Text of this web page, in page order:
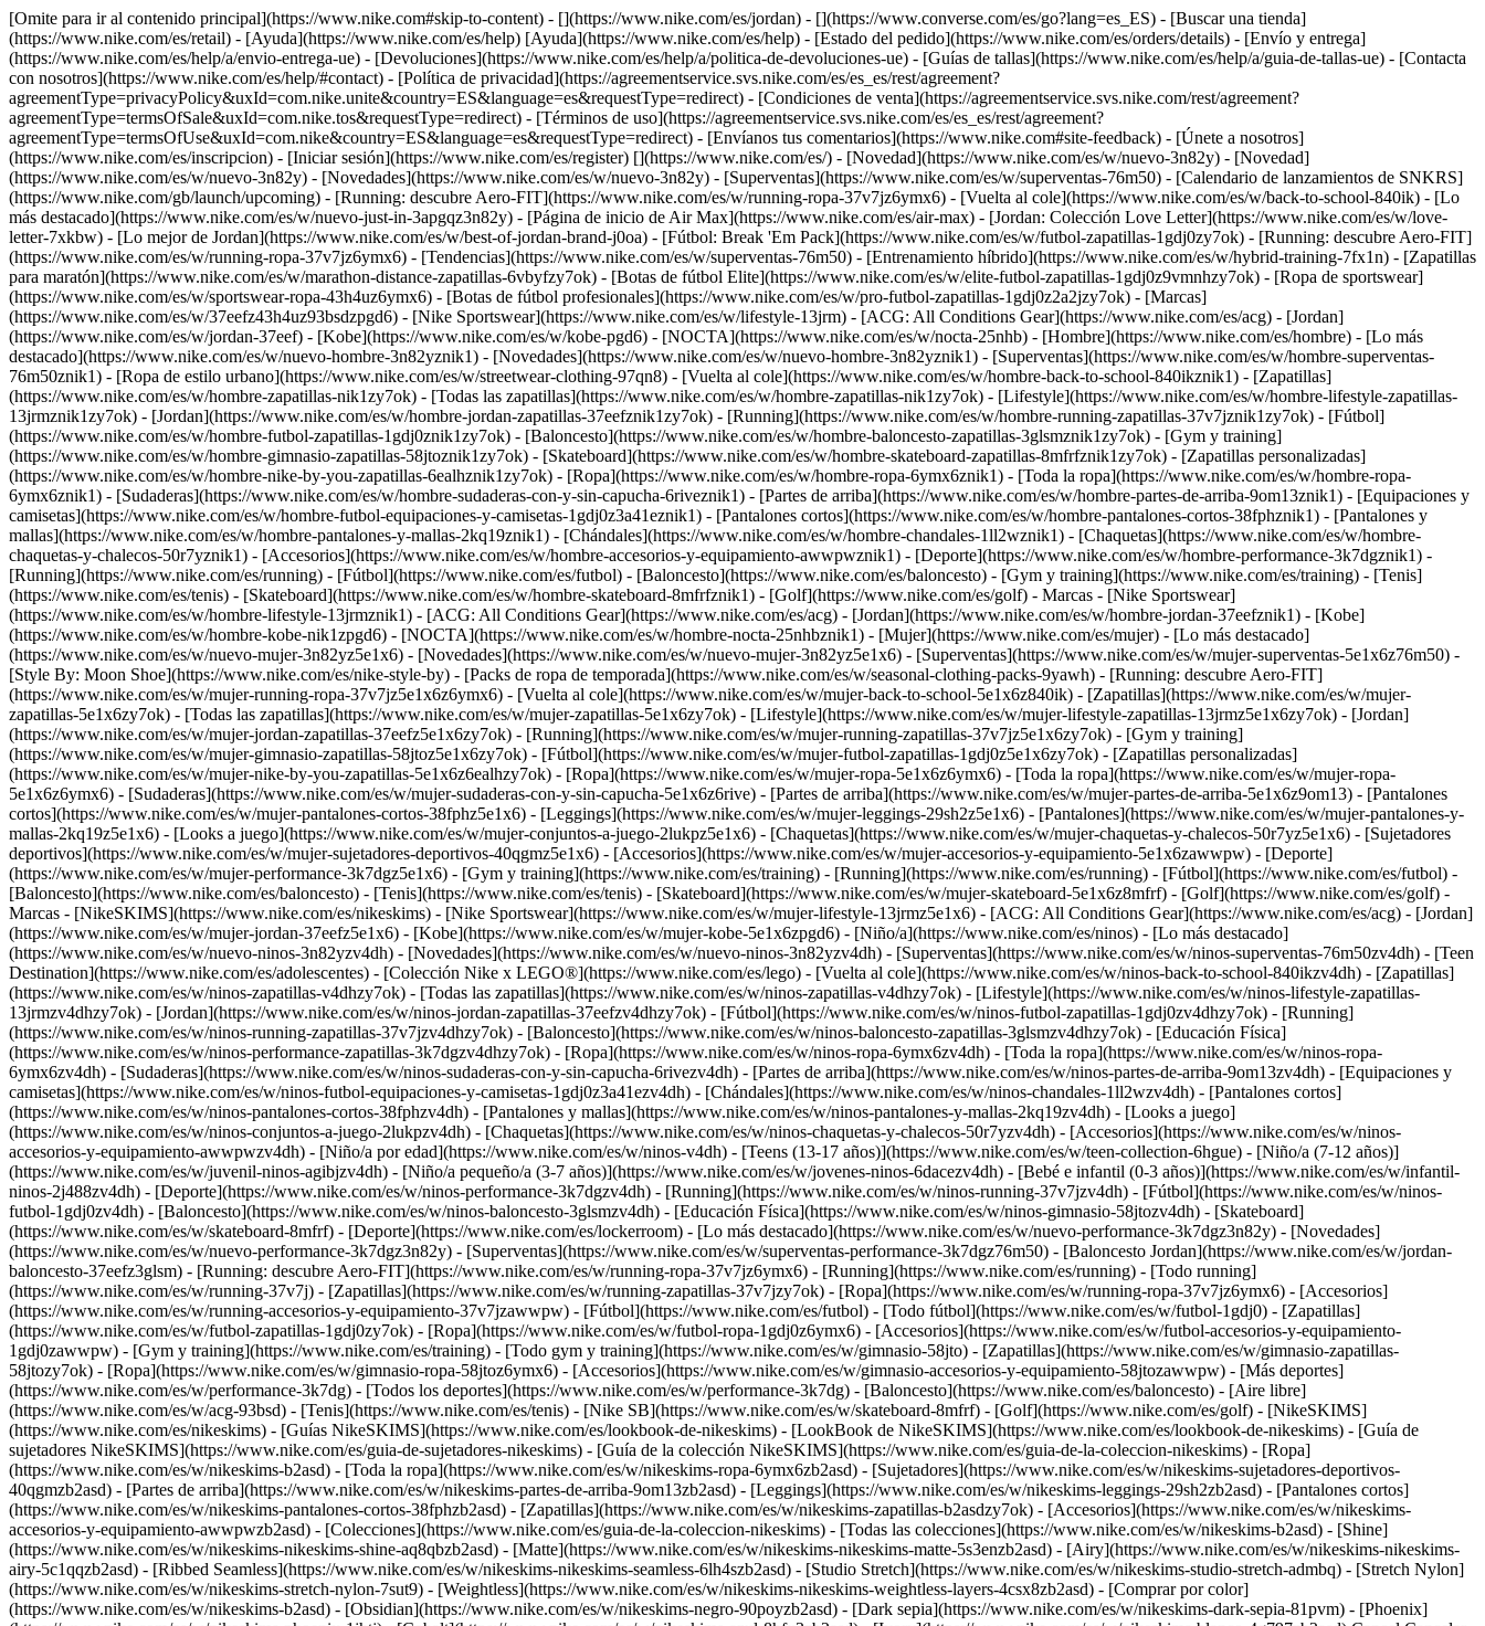
[Omite para ir al contenido principal](https://www.nike.com#skip-to-content) - [](https://www.nike.com/es/jordan) - [](https://www.converse.com/es/go?lang=es_ES) - [Buscar una tienda]
(https://www.nike.com/es/retail) - [Ayuda](https://www.nike.com/es/help) [Ayuda](https://www.nike.com/es/help) - [Estado del pedido](https://www.nike.com/es/orders/details) - [Envío y entrega]
(https://www.nike.com/es/help/a/envio-entrega-ue) - [Devoluciones](https://www.nike.com/es/help/a/politica-de-devoluciones-ue) - [Guías de tallas](https://www.nike.com/es/help/a/guia-de-tallas-ue) - [Contacta
con nosotros](https://www.nike.com/es/help/#contact) - [Política de privacidad](https://agreementservice.svs.nike.com/es/es_es/rest/agreement?
agreementType=privacyPolicy&uxId=com.nike.unite&country=ES&language=es&requestType=redirect) - [Condiciones de venta](https://agreementservice.svs.nike.com/rest/agreement?
agreementType=termsOfSale&uxId=com.nike.tos&requestType=redirect) - [Términos de uso](https://agreementservice.svs.nike.com/es/es_es/rest/agreement?
agreementType=termsOfUse&uxId=com.nike&country=ES&language=es&requestType=redirect) - [Envíanos tus comentarios](https://www.nike.com#site-feedback) - [Únete a nosotros]
(https://www.nike.com/es/inscripcion) - [Iniciar sesión](https://www.nike.com/es/register) [](https://www.nike.com/es/) - [Novedad](https://www.nike.com/es/w/nuevo-3n82y) - [Novedad]
(https://www.nike.com/es/w/nuevo-3n82y) - [Novedades](https://www.nike.com/es/w/nuevo-3n82y) - [Superventas](https://www.nike.com/es/w/superventas-76m50) - [Calendario de lanzamientos de SNKRS]
(https://www.nike.com/gb/launch/upcoming) - [Running: descubre Aero-FIT](https://www.nike.com/es/w/running-ropa-37v7jz6ymx6) - [Vuelta al cole](https://www.nike.com/es/w/back-to-school-840ik) - [Lo
más destacado](https://www.nike.com/es/w/nuevo-just-in-3apgqz3n82y) - [Página de inicio de Air Max](https://www.nike.com/es/air-max) - [Jordan: Colección Love Letter](https://www.nike.com/es/w/love-
letter-7xkbw) - [Lo mejor de Jordan](https://www.nike.com/es/w/best-of-jordan-brand-j0oa) - [Fútbol: Break 'Em Pack](https://www.nike.com/es/w/futbol-zapatillas-1gdj0zy7ok) - [Running: descubre Aero-FIT]
(https://www.nike.com/es/w/running-ropa-37v7jz6ymx6) - [Tendencias](https://www.nike.com/es/w/superventas-76m50) - [Entrenamiento híbrido](https://www.nike.com/es/w/hybrid-training-7fx1n) - [Zapatillas
para maratón](https://www.nike.com/es/w/marathon-distance-zapatillas-6vbyfzy7ok) - [Botas de fútbol Elite](https://www.nike.com/es/w/elite-futbol-zapatillas-1gdj0z9vmnhzy7ok) - [Ropa de sportswear]
(https://www.nike.com/es/w/sportswear-ropa-43h4uz6ymx6) - [Botas de fútbol profesionales](https://www.nike.com/es/w/pro-futbol-zapatillas-1gdj0z2a2jzy7ok) - [Marcas]
(https://www.nike.com/es/w/37eefz43h4uz93bsdzpgd6) - [Nike Sportswear](https://www.nike.com/es/w/lifestyle-13jrm) - [ACG: All Conditions Gear](https://www.nike.com/es/acg) - [Jordan]
(https://www.nike.com/es/w/jordan-37eef) - [Kobe](https://www.nike.com/es/w/kobe-pgd6) - [NOCTA](https://www.nike.com/es/w/nocta-25nhb) - [Hombre](https://www.nike.com/es/hombre) - [Lo más
destacado](https://www.nike.com/es/w/nuevo-hombre-3n82yznik1) - [Novedades](https://www.nike.com/es/w/nuevo-hombre-3n82yznik1) - [Superventas](https://www.nike.com/es/w/hombre-superventas-
76m50znik1) - [Ropa de estilo urbano](https://www.nike.com/es/w/streetwear-clothing-97qn8) - [Vuelta al cole](https://www.nike.com/es/w/hombre-back-to-school-840ikznik1) - [Zapatillas]
(https://www.nike.com/es/w/hombre-zapatillas-nik1zy7ok) - [Todas las zapatillas](https://www.nike.com/es/w/hombre-zapatillas-nik1zy7ok) - [Lifestyle](https://www.nike.com/es/w/hombre-lifestyle-zapatillas-
13jrmznik1zy7ok) - [Jordan](https://www.nike.com/es/w/hombre-jordan-zapatillas-37eefznik1zy7ok) - [Running](https://www.nike.com/es/w/hombre-running-zapatillas-37v7jznik1zy7ok) - [Fútbol]
(https://www.nike.com/es/w/hombre-futbol-zapatillas-1gdj0znik1zy7ok) - [Baloncesto](https://www.nike.com/es/w/hombre-baloncesto-zapatillas-3glsmznik1zy7ok) - [Gym y training]
(https://www.nike.com/es/w/hombre-gimnasio-zapatillas-58jtoznik1zy7ok) - [Skateboard](https://www.nike.com/es/w/hombre-skateboard-zapatillas-8mfrfznik1zy7ok) - [Zapatillas personalizadas]
(https://www.nike.com/es/w/hombre-nike-by-you-zapatillas-6ealhznik1zy7ok) - [Ropa](https://www.nike.com/es/w/hombre-ropa-6ymx6znik1) - [Toda la ropa](https://www.nike.com/es/w/hombre-ropa-
6ymx6znik1) - [Sudaderas](https://www.nike.com/es/w/hombre-sudaderas-con-y-sin-capucha-6riveznik1) - [Partes de arriba](https://www.nike.com/es/w/hombre-partes-de-arriba-9om13znik1) - [Equipaciones y
camisetas](https://www.nike.com/es/w/hombre-futbol-equipaciones-y-camisetas-1gdj0z3a41eznik1) - [Pantalones cortos](https://www.nike.com/es/w/hombre-pantalones-cortos-38fphznik1) - [Pantalones y
mallas](https://www.nike.com/es/w/hombre-pantalones-y-mallas-2kq19znik1) - [Chándales](https://www.nike.com/es/w/hombre-chandales-1ll2wznik1) - [Chaquetas](https://www.nike.com/es/w/hombre-
chaquetas-y-chalecos-50r7yznik1) - [Accesorios](https://www.nike.com/es/w/hombre-accesorios-y-equipamiento-awwpwznik1) - [Deporte](https://www.nike.com/es/w/hombre-performance-3k7dgznik1) -
[Running](https://www.nike.com/es/running) - [Fútbol](https://www.nike.com/es/futbol) - [Baloncesto](https://www.nike.com/es/baloncesto) - [Gym y training](https://www.nike.com/es/training) - [Tenis]
(https://www.nike.com/es/tenis) - [Skateboard](https://www.nike.com/es/w/hombre-skateboard-8mfrfznik1) - [Golf](https://www.nike.com/es/golf) - Marcas - [Nike Sportswear]
(https://www.nike.com/es/w/hombre-lifestyle-13jrmznik1) - [ACG: All Conditions Gear](https://www.nike.com/es/acg) - [Jordan](https://www.nike.com/es/w/hombre-jordan-37eefznik1) - [Kobe]
(https://www.nike.com/es/w/hombre-kobe-nik1zpgd6) - [NOCTA](https://www.nike.com/es/w/hombre-nocta-25nhbznik1) - [Mujer](https://www.nike.com/es/mujer) - [Lo más destacado]
(https://www.nike.com/es/w/nuevo-mujer-3n82yz5e1x6) - [Novedades](https://www.nike.com/es/w/nuevo-mujer-3n82yz5e1x6) - [Superventas](https://www.nike.com/es/w/mujer-superventas-5e1x6z76m50) -
[Style By: Moon Shoe](https://www.nike.com/es/nike-style-by) - [Packs de ropa de temporada](https://www.nike.com/es/w/seasonal-clothing-packs-9yawh) - [Running: descubre Aero-FIT]
(https://www.nike.com/es/w/mujer-running-ropa-37v7jz5e1x6z6ymx6) - [Vuelta al cole](https://www.nike.com/es/w/mujer-back-to-school-5e1x6z840ik) - [Zapatillas](https://www.nike.com/es/w/mujer-
zapatillas-5e1x6zy7ok) - [Todas las zapatillas](https://www.nike.com/es/w/mujer-zapatillas-5e1x6zy7ok) - [Lifestyle](https://www.nike.com/es/w/mujer-lifestyle-zapatillas-13jrmz5e1x6zy7ok) - [Jordan]
(https://www.nike.com/es/w/mujer-jordan-zapatillas-37eefz5e1x6zy7ok) - [Running](https://www.nike.com/es/w/mujer-running-zapatillas-37v7jz5e1x6zy7ok) - [Gym y training]
(https://www.nike.com/es/w/mujer-gimnasio-zapatillas-58jtoz5e1x6zy7ok) - [Fútbol](https://www.nike.com/es/w/mujer-futbol-zapatillas-1gdj0z5e1x6zy7ok) - [Zapatillas personalizadas]
(https://www.nike.com/es/w/mujer-nike-by-you-zapatillas-5e1x6z6ealhzy7ok) - [Ropa](https://www.nike.com/es/w/mujer-ropa-5e1x6z6ymx6) - [Toda la ropa](https://www.nike.com/es/w/mujer-ropa-
5e1x6z6ymx6) - [Sudaderas](https://www.nike.com/es/w/mujer-sudaderas-con-y-sin-capucha-5e1x6z6rive) - [Partes de arriba](https://www.nike.com/es/w/mujer-partes-de-arriba-5e1x6z9om13) - [Pantalones
cortos](https://www.nike.com/es/w/mujer-pantalones-cortos-38fphz5e1x6) - [Leggings](https://www.nike.com/es/w/mujer-leggings-29sh2z5e1x6) - [Pantalones](https://www.nike.com/es/w/mujer-pantalones-y-
mallas-2kq19z5e1x6) - [Looks a juego](https://www.nike.com/es/w/mujer-conjuntos-a-juego-2lukpz5e1x6) - [Chaquetas](https://www.nike.com/es/w/mujer-chaquetas-y-chalecos-50r7yz5e1x6) - [Sujetadores
deportivos](https://www.nike.com/es/w/mujer-sujetadores-deportivos-40qgmz5e1x6) - [Accesorios](https://www.nike.com/es/w/mujer-accesorios-y-equipamiento-5e1x6zawwpw) - [Deporte]
(https://www.nike.com/es/w/mujer-performance-3k7dgz5e1x6) - [Gym y training](https://www.nike.com/es/training) - [Running](https://www.nike.com/es/running) - [Fútbol](https://www.nike.com/es/futbol) -
[Baloncesto](https://www.nike.com/es/baloncesto) - [Tenis](https://www.nike.com/es/tenis) - [Skateboard](https://www.nike.com/es/w/mujer-skateboard-5e1x6z8mfrf) - [Golf](https://www.nike.com/es/golf) -
Marcas - [NikeSKIMS](https://www.nike.com/es/nikeskims) - [Nike Sportswear](https://www.nike.com/es/w/mujer-lifestyle-13jrmz5e1x6) - [ACG: All Conditions Gear](https://www.nike.com/es/acg) - [Jordan]
(https://www.nike.com/es/w/mujer-jordan-37eefz5e1x6) - [Kobe](https://www.nike.com/es/w/mujer-kobe-5e1x6zpgd6) - [Niño/a](https://www.nike.com/es/ninos) - [Lo más destacado]
(https://www.nike.com/es/w/nuevo-ninos-3n82yzv4dh) - [Novedades](https://www.nike.com/es/w/nuevo-ninos-3n82yzv4dh) - [Superventas](https://www.nike.com/es/w/ninos-superventas-76m50zv4dh) - [Teen
Destination](https://www.nike.com/es/adolescentes) - [Colección Nike x LEGO®](https://www.nike.com/es/lego) - [Vuelta al cole](https://www.nike.com/es/w/ninos-back-to-school-840ikzv4dh) - [Zapatillas]
(https://www.nike.com/es/w/ninos-zapatillas-v4dhzy7ok) - [Todas las zapatillas](https://www.nike.com/es/w/ninos-zapatillas-v4dhzy7ok) - [Lifestyle](https://www.nike.com/es/w/ninos-lifestyle-zapatillas-
13jrmzv4dhzy7ok) - [Jordan](https://www.nike.com/es/w/ninos-jordan-zapatillas-37eefzv4dhzy7ok) - [Fútbol](https://www.nike.com/es/w/ninos-futbol-zapatillas-1gdj0zv4dhzy7ok) - [Running]
(https://www.nike.com/es/w/ninos-running-zapatillas-37v7jzv4dhzy7ok) - [Baloncesto](https://www.nike.com/es/w/ninos-baloncesto-zapatillas-3glsmzv4dhzy7ok) - [Educación Física]
(https://www.nike.com/es/w/ninos-performance-zapatillas-3k7dgzv4dhzy7ok) - [Ropa](https://www.nike.com/es/w/ninos-ropa-6ymx6zv4dh) - [Toda la ropa](https://www.nike.com/es/w/ninos-ropa-
6ymx6zv4dh) - [Sudaderas](https://www.nike.com/es/w/ninos-sudaderas-con-y-sin-capucha-6rivezv4dh) - [Partes de arriba](https://www.nike.com/es/w/ninos-partes-de-arriba-9om13zv4dh) - [Equipaciones y
camisetas](https://www.nike.com/es/w/ninos-futbol-equipaciones-y-camisetas-1gdj0z3a41ezv4dh) - [Chándales](https://www.nike.com/es/w/ninos-chandales-1ll2wzv4dh) - [Pantalones cortos]
(https://www.nike.com/es/w/ninos-pantalones-cortos-38fphzv4dh) - [Pantalones y mallas](https://www.nike.com/es/w/ninos-pantalones-y-mallas-2kq19zv4dh) - [Looks a juego]
(https://www.nike.com/es/w/ninos-conjuntos-a-juego-2lukpzv4dh) - [Chaquetas](https://www.nike.com/es/w/ninos-chaquetas-y-chalecos-50r7yzv4dh) - [Accesorios](https://www.nike.com/es/w/ninos-
accesorios-y-equipamiento-awwpwzv4dh) - [Niño/a por edad](https://www.nike.com/es/w/ninos-v4dh) - [Teens (13-17 años)](https://www.nike.com/es/w/teen-collection-6hgue) - [Niño/a (7-12 años)]
(https://www.nike.com/es/w/juvenil-ninos-agibjzv4dh) - [Niño/a pequeño/a (3-7 años)](https://www.nike.com/es/w/jovenes-ninos-6dacezv4dh) - [Bebé e infantil (0-3 años)](https://www.nike.com/es/w/infantil-
ninos-2j488zv4dh) - [Deporte](https://www.nike.com/es/w/ninos-performance-3k7dgzv4dh) - [Running](https://www.nike.com/es/w/ninos-running-37v7jzv4dh) - [Fútbol](https://www.nike.com/es/w/ninos-
futbol-1gdj0zv4dh) - [Baloncesto](https://www.nike.com/es/w/ninos-baloncesto-3glsmzv4dh) - [Educación Física](https://www.nike.com/es/w/ninos-gimnasio-58jtozv4dh) - [Skateboard]
(https://www.nike.com/es/w/skateboard-8mfrf) - [Deporte](https://www.nike.com/es/lockerroom) - [Lo más destacado](https://www.nike.com/es/w/nuevo-performance-3k7dgz3n82y) - [Novedades]
(https://www.nike.com/es/w/nuevo-performance-3k7dgz3n82y) - [Superventas](https://www.nike.com/es/w/superventas-performance-3k7dgz76m50) - [Baloncesto Jordan](https://www.nike.com/es/w/jordan-
baloncesto-37eefz3glsm) - [Running: descubre Aero-FIT](https://www.nike.com/es/w/running-ropa-37v7jz6ymx6) - [Running](https://www.nike.com/es/running) - [Todo running]
(https://www.nike.com/es/w/running-37v7j) - [Zapatillas](https://www.nike.com/es/w/running-zapatillas-37v7jzy7ok) - [Ropa](https://www.nike.com/es/w/running-ropa-37v7jz6ymx6) - [Accesorios]
(https://www.nike.com/es/w/running-accesorios-y-equipamiento-37v7jzawwpw) - [Fútbol](https://www.nike.com/es/futbol) - [Todo fútbol](https://www.nike.com/es/w/futbol-1gdj0) - [Zapatillas]
(https://www.nike.com/es/w/futbol-zapatillas-1gdj0zy7ok) - [Ropa](https://www.nike.com/es/w/futbol-ropa-1gdj0z6ymx6) - [Accesorios](https://www.nike.com/es/w/futbol-accesorios-y-equipamiento-
1gdj0zawwpw) - [Gym y training](https://www.nike.com/es/training) - [Todo gym y training](https://www.nike.com/es/w/gimnasio-58jto) - [Zapatillas](https://www.nike.com/es/w/gimnasio-zapatillas-
58jtozy7ok) - [Ropa](https://www.nike.com/es/w/gimnasio-ropa-58jtoz6ymx6) - [Accesorios](https://www.nike.com/es/w/gimnasio-accesorios-y-equipamiento-58jtozawwpw) - [Más deportes]
(https://www.nike.com/es/w/performance-3k7dg) - [Todos los deportes](https://www.nike.com/es/w/performance-3k7dg) - [Baloncesto](https://www.nike.com/es/baloncesto) - [Aire libre]
(https://www.nike.com/es/w/acg-93bsd) - [Tenis](https://www.nike.com/es/tenis) - [Nike SB](https://www.nike.com/es/w/skateboard-8mfrf) - [Golf](https://www.nike.com/es/golf) - [NikeSKIMS]
(https://www.nike.com/es/nikeskims) - [Guías NikeSKIMS](https://www.nike.com/es/lookbook-de-nikeskims) - [LookBook de NikeSKIMS](https://www.nike.com/es/lookbook-de-nikeskims) - [Guía de
sujetadores NikeSKIMS](https://www.nike.com/es/guia-de-sujetadores-nikeskims) - [Guía de la colección NikeSKIMS](https://www.nike.com/es/guia-de-la-coleccion-nikeskims) - [Ropa]
(https://www.nike.com/es/w/nikeskims-b2asd) - [Toda la ropa](https://www.nike.com/es/w/nikeskims-ropa-6ymx6zb2asd) - [Sujetadores](https://www.nike.com/es/w/nikeskims-sujetadores-deportivos-
40qgmzb2asd) - [Partes de arriba](https://www.nike.com/es/w/nikeskims-partes-de-arriba-9om13zb2asd) - [Leggings](https://www.nike.com/es/w/nikeskims-leggings-29sh2zb2asd) - [Pantalones cortos]
(https://www.nike.com/es/w/nikeskims-pantalones-cortos-38fphzb2asd) - [Zapatillas](https://www.nike.com/es/w/nikeskims-zapatillas-b2asdzy7ok) - [Accesorios](https://www.nike.com/es/w/nikeskims-
accesorios-y-equipamiento-awwpwzb2asd) - [Colecciones](https://www.nike.com/es/guia-de-la-coleccion-nikeskims) - [Todas las colecciones](https://www.nike.com/es/w/nikeskims-b2asd) - [Shine]
(https://www.nike.com/es/w/nikeskims-nikeskims-shine-aq8qbzb2asd) - [Matte](https://www.nike.com/es/w/nikeskims-nikeskims-matte-5s3enzb2asd) - [Airy](https://www.nike.com/es/w/nikeskims-nikeskims-
airy-5c1qqzb2asd) - [Ribbed Seamless](https://www.nike.com/es/w/nikeskims-nikeskims-seamless-6lh4szb2asd) - [Studio Stretch](https://www.nike.com/es/w/nikeskims-studio-stretch-admbq) - [Stretch Nylon]
(https://www.nike.com/es/w/nikeskims-stretch-nylon-7sut9) - [Weightless](https://www.nike.com/es/w/nikeskims-nikeskims-weightless-layers-4csx8zb2asd) - [Comprar por color](https://www.nike.com/es/w/nikeskims-b2asd) - [Obsidian](https://www.nike.com/es/w/nikeskims-negro-90poyzb2asd) - [Dark sepia](https://www.nike.com/es/w/nikeskims-dark-sepia-81pvm) - [Phoenix](https://www.nike.com/es/w/nikeskims-phoenix-1jhtj) - [Cobalt](https://www.nike.com/es/w/nikeskims-azul-8hfx3zb2asd) - [Ivory](https://www.nike.com/es/w/nikeskims-blanco-4g797zb2asd) Cancel Cancelar Términos de búsqueda populares [challenger](https://www.nike.com/es/w?q=challenger&vst=challenger)[nike challenger](https://www.nike.com/es/w?q=nike%20challenger&vst=nike%20challenger)[zapatillas](https://www.nike.com/es/w?q=zapatillas&vst=zapatillas)[botas de futbol](https://www.nike.com/es/w?q=botas%20de%20futbol&vst=botas%20de%20futbol)[nike mind 001](https://www.nike.com/es/w?q=nike%20mind%20001&vst=nike%20mind%20001)[air force 1](https://www.nike.com/es/w?q=air%20force%201&vst=air%20force%201)[jordan](https://www.nike.com/es/w?q=jordan&vst=jordan)[air max](https://www.nike.com/es/w?q=air%20max&vst=air%20max) [](https://www.nike.com/es/favorites "Favoritos")[](https://www.nike.com/es/cart "Productos de la cesta: 0") # Ejercicios de pecho aprobados por expertos ##### Deportes y actividades Varios entrenadores personales y especialistas en fuerza y tonificación certificados nos presentan una rutina diseñada para trabajar músculos esenciales del pecho. Última actualización: 17 de abril de 2023 8 min de lectura ![Prueba este entrenamiento de pecho diseñado por entrenadores](https://static.nike.com/a/images/f_auto/dpr_1.0,cs_srgb/h_1616,c_limit/b45ba84f-557b-444c-aa32-cfbdae649ea3/prueba-este-entrenamiento-de-pecho-dise%C3%B1ado-por-entrenadores.jpg) Entrenar los [músculos](https://www.ncbi.nlm.nih.gov/books/NBK545241/#:~:text=The%20pectoral%20muscles%20are%20the,a%20wide%20range%20of%20motion.) del pecho es mucho más que una cuestión estética, ya que su desarrollo también mejora la postura, el movimiento y la fuerza general. A continuación explicamos brevemente estos músculos y los beneficios de entrenarlos, y te damos consejos expertos sobre cómo crear un entrenamiento de pecho completo. ## Introducción a los músculos del pecho El principal músculo del pecho es el [pectoral mayor](https://www.ncbi.nlm.nih.gov/books/NBK525991/#:~:text=Introduction,anterior%20wall%20of%20the%20axilla.), que se extiende a lo largo del pecho, tal y como explica Lauren Powell, con un máster en Ciencias y especialista en entrenamiento de fuerza y acondicionamiento. "Hay uno a cada lado del pecho, a la izquierda y a la derecha", añade. Como comenta Powell, el pectoral mayor y el pectoral menor, situado debajo del mayor, son responsables de los movimientos de empuje en horizontal y participan en los de empuje en vertical. En un entrenamiento de pecho también puedes ejercitar el [serrato anterior](https://www.sciencedirect.com/topics/veterinary-science-and-veterinary-medicine/serratus-anterior-muscle) (en los laterales de la parte superior del pecho), el [deltoide anterior](https://www.sciencedirect.com/topics/immunology-and-microbiology/deltoid-muscle) (en la parte frontal de los hombros) y el tríceps, como nos cuenta Chris Gagliardi, entrenador personal por la organización deportiva estadounidense American Council on Exercise (ACE), coach de la salud y [especialista en medicina del ejercicio](https://postrehab.com/certifications/medical-exercise-specialist/). Contenido relacionado: [¿Qué son los entrenamientos de empuje y tracción? Explicación de expertos](https://www.nike.com/es/a/entrenamientos-tira-afloja) ## Los beneficios del entrenamiento de pecho Fortalecer el pecho puede aumentar la potencia y la explosividad del tren superior, intensificar la funcionalidad de empuje o tracción, y mejorar la postura, como comenta Dominion Ezechibueze, entrenador personal por la National Academy of Sports Medicine de EE‎. UU. (NASM). "Cuando estos músculos están fuertes, son más flexibles y están menos tensos, por lo que puedes estirarlos, poner recta la espalda y abrir el pecho por completo", afirma John Gardner, entrenador personal por la NASM. Por último, Gardner explica que [los ejercicios de pecho pueden mejorar la respiración](https://www.ncbi.nlm.nih.gov/pmc/articles/PMC9142097/). "Como los músculos pectorales están conectados con las costillas, estirarlos favorece una respiración más profunda y te permite tomar el oxígeno que necesitas". Gagliardi añade que el verdadero beneficio de fortalecer los músculos del pecho es un mejor rendimiento deportivo y en la vida diaria, ya que es beneficioso para distintas actividades, desde golpear con la raqueta de tenis hasta empujar el carro de la compra. ## Por qué debes incluir ejercicios de pecho en tu rutina Una manera de enfocar el entrenamiento de fuerza es centrarse en distintos grupos musculares (como el pecho) cada día. Powell explica que, si incluyes en tu programa de entrenamiento un día dedicado a los músculos del pecho, puedes ejercitarlos a un nivel muy intenso sin tener que reservar ni fuerza ni energía para entrenar otros grupos musculares. La experta añade que un día de pecho también mejora tu rendimiento en el press de banca, el remo y el press por encima de la cabeza, e incluso en [las sentadillas y el peso muerto](https://www.nike.com/es/a/sentadillas-o-peso-muerto). De esta forma, aumentas la fuerza total del cuerpo y la estabilidad del pecho y los hombros. ## Empieza por el calentamiento ![Prueba este entrenamiento de pecho diseñado por entrenadores](https://static.nike.com/a/images/f_auto/dpr_1.0,cs_srgb/w_1212,c_limit/87588955-a01a-440d-832b-4acdfb7bb370/prueba-este-entrenamiento-de-pecho-dise%C3%B1ado-por-entrenadores.jpg) Ezechibueze comenta que el calentamiento intensifica el flujo sanguíneo al pecho, activa los músculos y aumenta el rango de movimiento de los hombros y el pecho. "Esto contribuye a prevenir lesiones y mejora el rendimiento durante el entrenamiento", explica Ezechibueze. Gagliardi recomienda dedicar entre 5 y 10 minutos a esta fase de ejercicios más suaves. Además, lo ideal es aumentar la intensidad del calentamiento de forma gradual, preferiblemente con movimientos que harás en las series posteriores. Sin embargo, antes de empezar, Powell aconseja [utilizar el rodillo de masaje muscular](https://www.nike.com/es/a/como-usar-un-rodillo-de-masaje). A la hora de elegir los movimientos específicos, Ezechibueze y Gagliardi recomiendan hacer varios [estiramientos dinámicos](https://www.nike.com/es/a/beneficios-de-estirar-diariamente), como los siguientes: - Círculos con los brazos (hacia delante y hacia atrás) - Planchas con flexión - Orugas ## Planifica las series Gagliardi explica que, por lo general, debes enfocarte en músculos que participan en los movimientos de empuje del tren superior (como los músculos de los hombros y del torso) y en los músculos del pecho. Para asegurarte de que estás ejercitando los músculos del pecho desde todos los ángulos posibles, Powell aconseja hacer movimientos con banca inclinada, declinada y recta con mancuernas, barras, flexiones, cables y peso corporal. Gardner y Ezechibueze recomiendan cuatro ejercicios de pecho. De acuerdo con las investigaciones del American Council on Exercise, el press de banca con barra, el press de pectoral y los ejercicios de polea con cable en posición inclinada hacia delante activan el pectoral mayor más que otros ejercicios. Además de estos, te animamos a probar las opciones que da Gardner: press francés con mancuerna, ejercicios de banco con mancuernas, flexiones y ejercicios de fondos. Por su parte, Ezechibueze propone los ejercicios con cable con aumento de intensidad, los press en el suelo con mancuernas y los ejercicios de banco sentados centrados en el pecho. Gagliardi explica que el número de series y repeticiones depende de tus objetivos. Para conseguir una buena condición muscular general, recomienda entre 1 y 4 series de entre 8 y 15 repeticiones con un intervalo de recuperación de 2-3 minutos. Si quieres desarrollar la resistencia muscular, lo ideal es hacer 2 o 3 series de al menos 12 repeticiones con un tiempo de recuperación de 30 segundos como máximo. Y si buscas aumentar la fuerza muscular, este experto aconseja entre 2 y 6 series de un máximo 6 repeticiones con un tiempo de recuperación de entre 2 y 5 minutos. ## Prueba esta rutina Diseña cada serie según tus objetivos de fitness o prueba este entrenamiento. Completa 3 series de 10-12 repeticiones de cada uno de estos ejercicios recomendados por Gardner, Gagliardi y Ezechibueze. 1. # 1.Ejercicios de banco con mancuernas ![Prueba este entrenamiento de pecho diseñado por entrenadores](https://static.nike.com/a/images/f_auto/dpr_1.0,cs_srgb/t_prod/w_1212,c_limit/0de316a0-32ba-40a1-9e77-02d0b108ab1c/prueba-este-entrenamiento-de-pecho-dise%C3%B1ado-por-entrenadores.jpg) - Túmbate bocarriba sobre el banco con las piernas en perpendicular al suelo. - Estira los brazos en perpendicular al cuerpo por encima de la cabeza. - Abre el pecho y baja los brazos a los lados sin doblarlos. 2. # 2.Flexiones ![Prueba este entrenamiento de pecho diseñado por entrenadores](https://static.nike.com/a/images/f_auto/dpr_1.0,cs_srgb/t_prod/w_1212,c_limit/f04d7202-ccc1-4a24-a97c-68c88aa39269/prueba-este-entrenamiento-de-pecho-dise%C3%B1ado-por-entrenadores.jpg) - Túmbate bocabajo en una esterilla con las manos debajo de los hombros. - Para ejercitar más el pecho y los hombros, haz una flexión con agarre amplio (con las manos a una anchura superior a la de los hombros). Para centrarte más en el tríceps, haz una flexión con agarre estrecho (con las manos a una anchura inferior a la de los hombros). Una posible [variación](https://www.mayoclinic.org/healthy-lifestyle/fitness/multimedia/modified-pushup/vid-20084674) es colocarse en posición de cuadrupedia con las manos a una anchura ligeramente superior a la de los hombros. - Poco a poco empuja con los